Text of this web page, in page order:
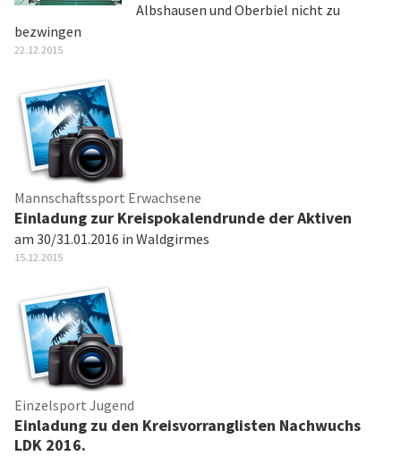
Albshausen und Oberbiel nicht zu
bezwingen
22.12.2015
Mannschaftssport Erwachsene
Einladung zur Kreispokalendrunde der Aktiven
am 30/31.01.2016 in Waldgirmes
15.12.2015
Einzelsport Jugend
Einladung zu den Kreisvorranglisten Nachwuchs
LDK 2016.